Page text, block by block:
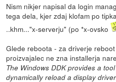
Nism nikjer napisal da login
tega dela, kjer zdaj klofam po
..khm..."x-serverju" (po *x-ovsko
Glede reboota - za driverje
proizvajalec ne zna installerja
The Windows DDK provides a
dynamically reload a display